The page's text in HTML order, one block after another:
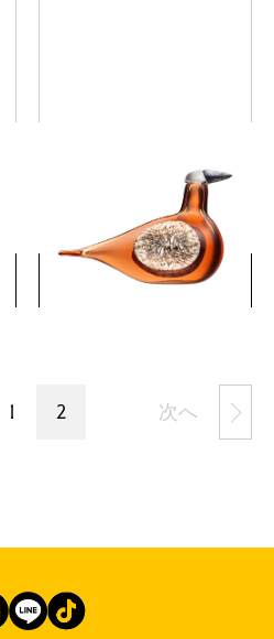
アニュアルバード2026 セビ
(税込)
詳細を見る
1 2 次へ